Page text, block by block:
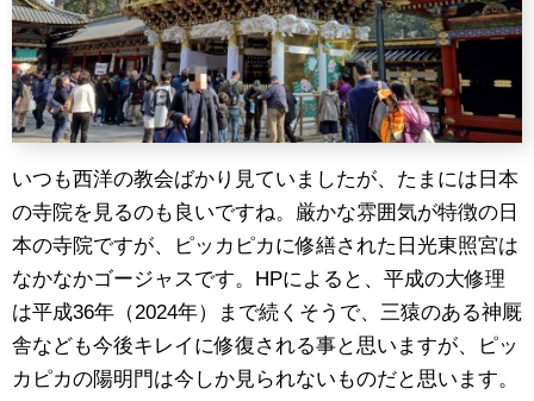
いつも西洋の教会ばかり見ていましたが、たまには日本
の寺院を見るのも良いですね。厳かな雰囲気が特徴の日
本の寺院ですが、ピッカピカに修繕された日光東照宮は
なかなかゴージャスです。HPによると、平成の大修理
は平成36年（2024年）まで続くそうで、三猿のある神厩
舎なども今後キレイに修復される事と思いますが、ピッ
カピカの陽明門は今しか見られないものだと思います。